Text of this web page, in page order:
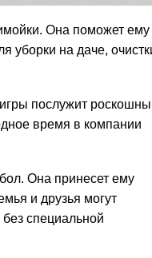
Она поможет ему
уборки на даче,
послужит
время в компании
Она принесет ему
и друзья могут
специальной